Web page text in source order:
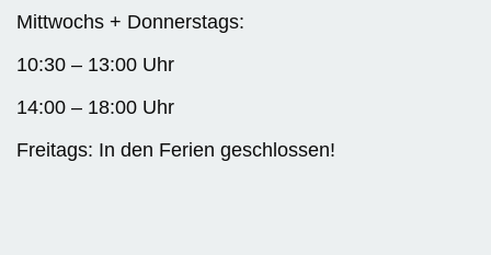
Mittwochs + Donnerstags:
10:30 – 13:00 Uhr
14:00 – 18:00 Uhr
Freitags: In den Ferien geschlossen!